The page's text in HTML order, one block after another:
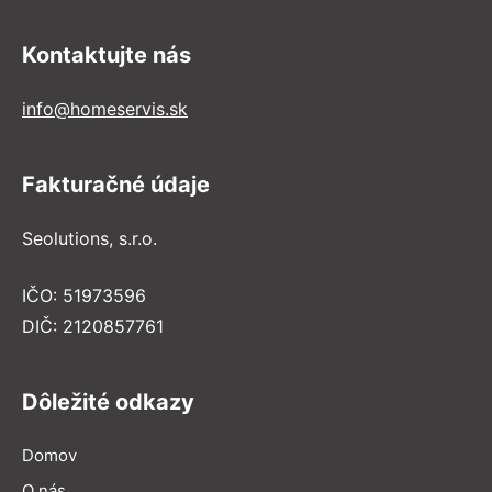
Kontaktujte nás
info@homeservis.sk
Fakturačné údaje
Seolutions, s.r.o.
IČO: 51973596
DIČ: 2120857761
Dôležité odkazy
Domov